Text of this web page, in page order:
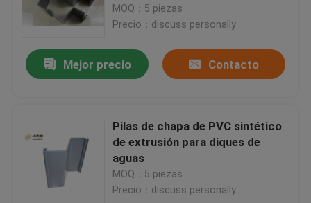
MOQ：5 piezas
Precio：discuss personally
Mejor precio Contacto
Pilas de chapa de PVC sintético
de extrusión para diques de
aguas
MOQ：5 piezas
Precio：discuss personally